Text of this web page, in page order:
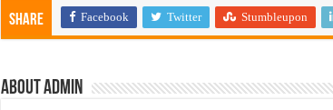
Share Facebook Twitter Stumbleupon
About admin